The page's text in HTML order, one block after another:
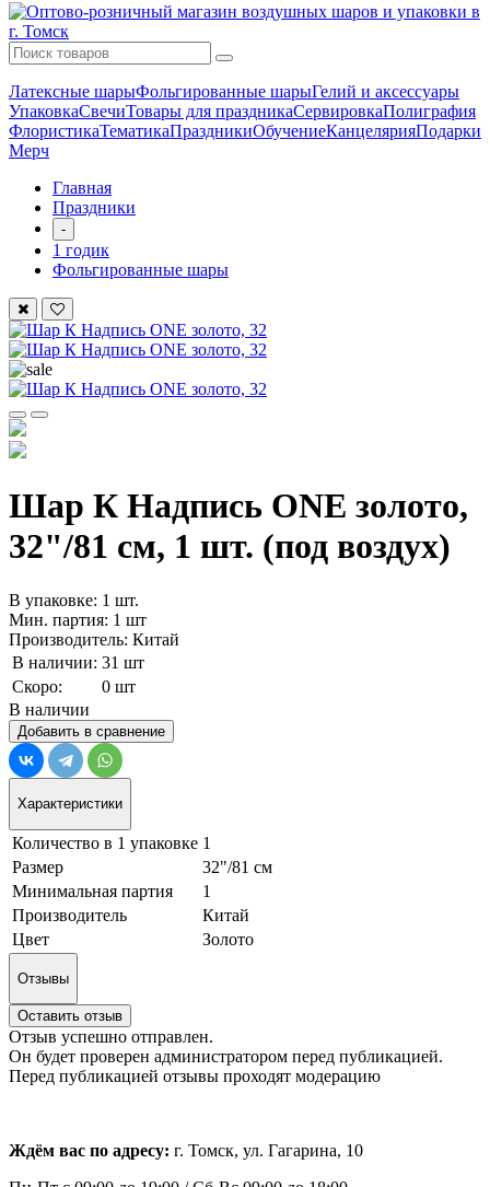
Латексные шарыФольгированные шарыГелий и аксессуары
УпаковкаСвечиТовары для праздникаСервировкаПолиграфия
ФлористикаТематикаПраздникиОбучениеКанцелярияПодарки
Мерч
Главная
Праздники
-
1 годик
Фольгированные шары
Шар К Надпись ONE золото,
32"/81 см, 1 шт. (под воздух)
В упаковке: 1 шт.
Мин. партия: 1 шт
Производитель: Китай
В наличии: 31 шт
Скоро:
0 шт
В наличии
Добавить в сравнение
Характеристики
Количество в 1 упаковке 1
Размер
32"/81 см
Минимальная партия
1
Производитель
Китай
Цвет
Золото
Отзывы
Оставить отзыв
Отзыв успешно отправлен.
Он будет проверен администратором перед публикацией.
Перед публикацией отзывы проходят модерацию
Ждём вас по адресу: г. Томск, ул. Гагарина, 10